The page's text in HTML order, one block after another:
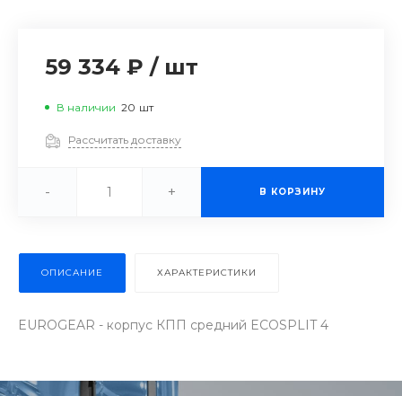
59 334 ₽ / шт
В наличии 20 шт
Рассчитать доставку
- + В КОРЗИНУ
ОПИСАНИЕ ХАРАКТЕРИСТИКИ
EUROGEAR - корпус КПП средний ECOSPLIT 4